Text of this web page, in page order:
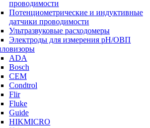
проводимости
Потенциометрические и индуктивные
датчики проводимости
Ультразвуковые расходомеры
Электроды для измерения рH/ОВП
ADA
Bosch
CEM
Condtrol
Flir
Fluke
Guide
HIKMICRO